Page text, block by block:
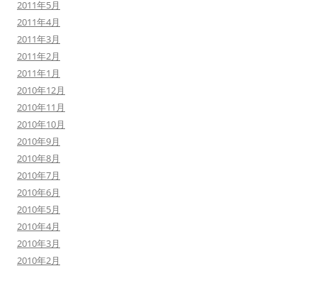
2011年5月
2011年4月
2011年3月
2011年2月
2011年1月
2010年12月
2010年11月
2010年10月
2010年9月
2010年8月
2010年7月
2010年6月
2010年5月
2010年4月
2010年3月
2010年2月